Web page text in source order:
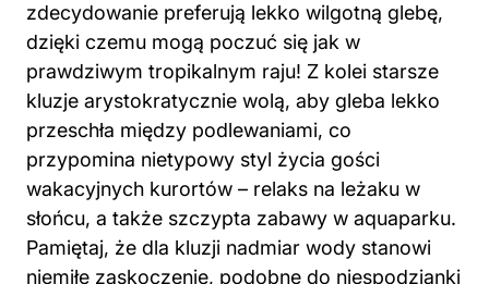
zdecydowanie preferują lekko wilgotną glebę,
dzięki czemu mogą poczuć się jak w
prawdziwym tropikalnym raju! Z kolei starsze
kluzje arystokratycznie wolą, aby gleba lekko
przeschła między podlewaniami, co
przypomina nietypowy styl życia gości
wakacyjnych kurortów – relaks na leżaku w
słońcu, a także szczypta zabawy w aquaparku.
Pamiętaj, że dla kluzji nadmiar wody stanowi
niemiłe zaskoczenie, podobne do niespodzianki